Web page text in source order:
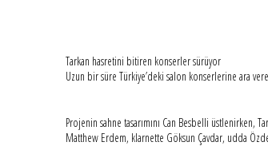
Tarkan hasretini bitiren konserler sürüyor
Uzun bir süre Türkiye’deki salon konserlerine ara
Projenin sahne tasarımını Can Besbelli üstlenirken,
Matthew Erdem, klarnette Göksun Çavdar, udda